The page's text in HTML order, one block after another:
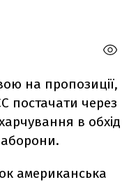
на пропозиції,
постачати через
в обхід
американська